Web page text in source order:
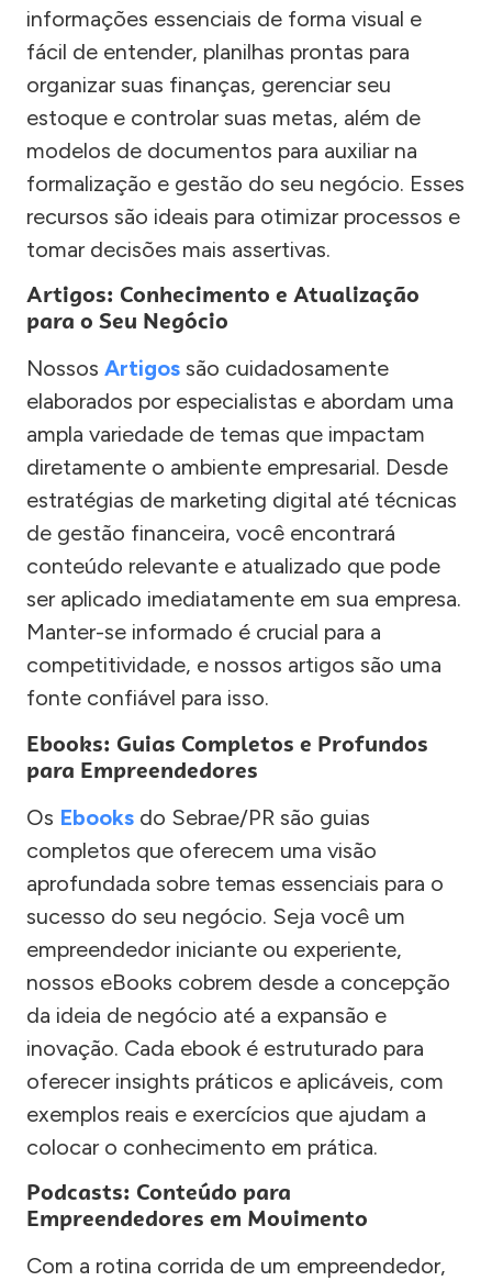
informações essenciais de forma visual e
fácil de entender, planilhas prontas para
organizar suas finanças, gerenciar seu
estoque e controlar suas metas, além de
modelos de documentos para auxiliar na
formalização e gestão do seu negócio. Esses
recursos são ideais para otimizar processos e
tomar decisões mais assertivas.
Artigos: Conhecimento e Atualização
para o Seu Negócio
Nossos Artigos são cuidadosamente
elaborados por especialistas e abordam uma
ampla variedade de temas que impactam
diretamente o ambiente empresarial. Desde
estratégias de marketing digital até técnicas
de gestão financeira, você encontrará
conteúdo relevante e atualizado que pode
ser aplicado imediatamente em sua empresa.
Manter-se informado é crucial para a
competitividade, e nossos artigos são uma
fonte confiável para isso.
Ebooks: Guias Completos e Profundos
para Empreendedores
Os Ebooks do Sebrae/PR são guias
completos que oferecem uma visão
aprofundada sobre temas essenciais para o
sucesso do seu negócio. Seja você um
empreendedor iniciante ou experiente,
nossos eBooks cobrem desde a concepção
da ideia de negócio até a expansão e
inovação. Cada ebook é estruturado para
oferecer insights práticos e aplicáveis, com
exemplos reais e exercícios que ajudam a
colocar o conhecimento em prática.
Podcasts: Conteúdo para
Empreendedores em Movimento
Com a rotina corrida de um empreendedor,